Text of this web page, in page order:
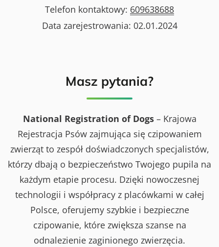
Telefon kontaktowy: 609638688
Data zarejestrowania: 02.01.2024
Masz pytania?
National Registration of Dogs– Krajowa
Rejestracja Psów zajmująca się czipowaniem
zwierząt to zespół doświadczonych specjalistów,
którzy dbają o bezpieczeństwo Twojego pupila na
każdym etapie procesu. Dzięki nowoczesnej
technologii i współpracy z placówkami w całej
Polsce, oferujemy szybkie i bezpieczne
czipowanie, które zwiększa szanse na
odnalezienie zaginionego zwierzęcia.